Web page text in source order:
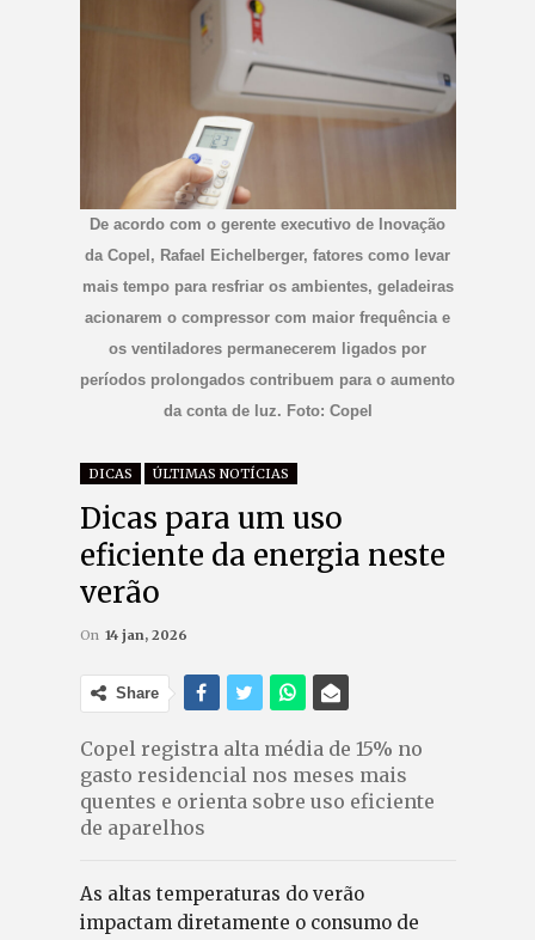
De acordo com o gerente executivo de Inovação
da Copel, Rafael Eichelberger, fatores como levar
mais tempo para resfriar os ambientes, geladeiras
acionarem o compressor com maior frequência e
os ventiladores permanecerem ligados por
períodos prolongados contribuem para o aumento
da conta de luz. Foto: Copel
DICAS ÚLTIMAS NOTÍCIAS
Dicas para um uso
eficiente da energia neste
verão
On 14 jan, 2026
Share
Copel registra alta média de 15% no
gasto residencial nos meses mais
quentes e orienta sobre uso eficiente
de aparelhos
As altas temperaturas do verão
impactam diretamente o consumo de